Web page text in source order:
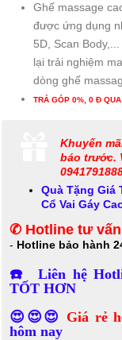
Ghế massage
được ứng dụng
5D, Scan
lại trải nghiệm
dòng ghế
TRẢ GÓP 0%, 0 Đ
Khuyến
báo trước.
Quà Tặng Giá
Cổ Vai Gáy
✆ Hotline tư
- Hotline bảo hành
☎️ Liên hệ
TỐT HƠN
😍😍😍 Giá rẻ
hôm nay